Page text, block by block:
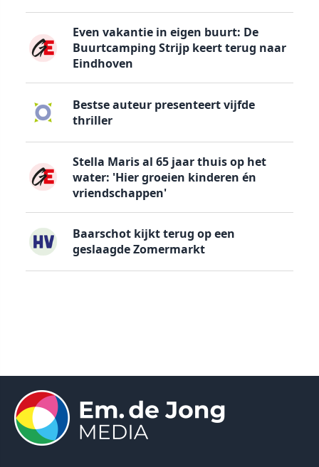
Even vakantie in eigen buurt: De
Buurtcamping Strijp keert terug naar
Eindhoven
Bestse auteur presenteert vijfde
thriller
Stella Maris al 65 jaar thuis op het
water: 'Hier groeien kinderen én
vriendschappen'
Baarschot kijkt terug op een
geslaagde Zomermarkt